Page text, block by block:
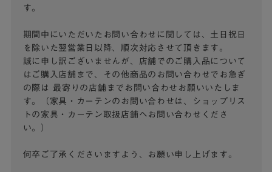
す。
期間中にいただいたお問い合わせに関しては、土日祝日
を除いた翌営業日以降、順次対応させて頂きます。
誠に申し訳ございませんが、店舗でのご購入品について
はご購入店舗まで、その他商品のお問い合わせでお急ぎ
の際は
最寄りの店舗までお問い合わせお願いいたしま
す。（家具・カーテンのお問い合わせは、ショップリス
トの家具・カーテン取扱店舗へお問い合わせくださ
い。）
何卒ご了承くださいますよう、お願い申し上げます。